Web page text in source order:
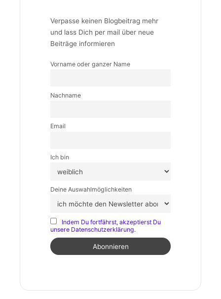
Verpasse keinen Blogbeitrag mehr
und lass Dich per mail über neue
Beiträge informieren
Vorname oder ganzer Name
Nachname
Email
Ich bin
Deine Auswahlmöglichkeiten
Indem Du fortfährst, akzeptierst Du
unsere Datenschutzerklärung.